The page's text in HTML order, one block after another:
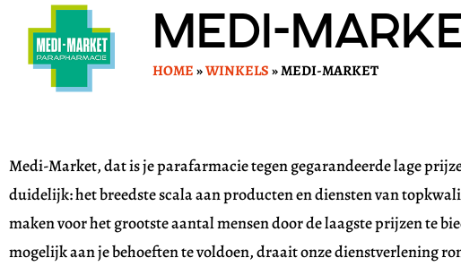
Medi-
HOME»WINKELS»MEDI-MARKET
Medi-Market, dat is je parafarmacie tegen gegarandeerde lage
duidelijk: het breedste scala aan producten en diensten van
maken voor het grootste aantal mensen door de laagste prijzen te
mogelijk aan je behoeften te voldoen, draait onze dienstverlening